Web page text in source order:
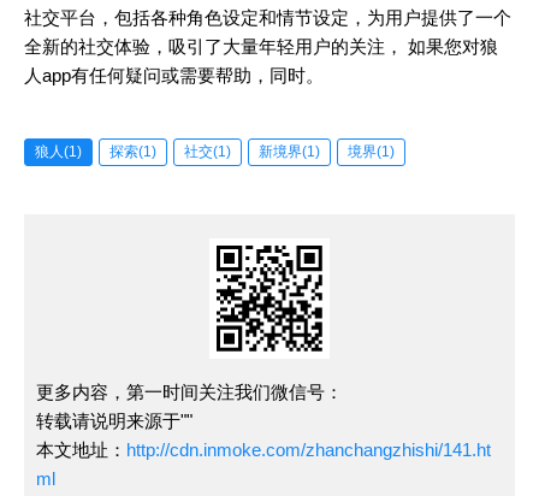
社交平台，包括各种角色设定和情节设定，为用户提供了一个
全新的社交体验，吸引了大量年轻用户的关注， 如果您对狼
人app有任何疑问或需要帮助，同时。
狼人(1) 探索(1) 社交(1) 新境界(1) 境界(1)
更多内容，第一时间关注我们微信号：
转载请说明来源于""
本文地址： http://cdn.inmoke.com/zhanchangzhishi/141.ht
ml